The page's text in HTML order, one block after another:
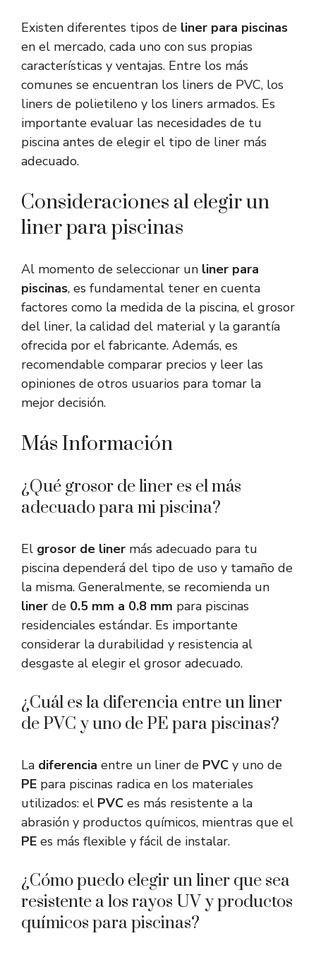
Existen diferentes tipos de liner para piscinas
en el mercado, cada uno con sus propias
características y ventajas. Entre los más
comunes se encuentran los liners de PVC, los
liners de polietileno y los liners armados. Es
importante evaluar las necesidades de tu
piscina antes de elegir el tipo de liner más
adecuado.
Consideraciones al elegir un
liner para piscinas
Al momento de seleccionar un liner para
piscinas, es fundamental tener en cuenta
factores como la medida de la piscina, el grosor
del liner, la calidad del material y la garantía
ofrecida por el fabricante. Además, es
recomendable comparar precios y leer las
opiniones de otros usuarios para tomar la
mejor decisión.
Más Información
¿Qué grosor de liner es el más
adecuado para mi piscina?
El grosor de liner más adecuado para tu
piscina dependerá del tipo de uso y tamaño de
la misma. Generalmente, se recomienda un
liner de 0.5 mm a 0.8 mm para piscinas
residenciales estándar. Es importante
considerar la durabilidad y resistencia al
desgaste al elegir el grosor adecuado.
¿Cuál es la diferencia entre un liner
de PVC y uno de PE para piscinas?
La diferencia entre un liner de PVC y uno de
PE para piscinas radica en los materiales
utilizados: el PVC es más resistente a la
abrasión y productos químicos, mientras que el
PE es más flexible y fácil de instalar.
¿Cómo puedo elegir un liner que sea
resistente a los rayos UV y productos
químicos para piscinas?